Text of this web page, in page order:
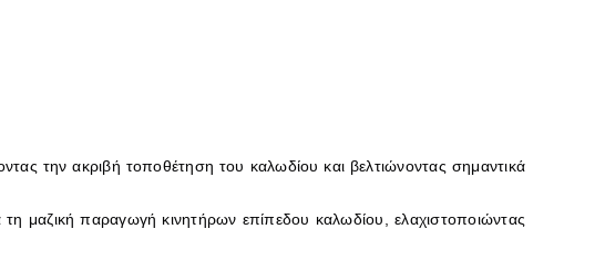
την ακριβή τοποθέτηση του καλωδίου και βελτιώνοντας σημαντικά
μαζική παραγωγή κινητήρων επίπεδου καλωδίου, ελαχιστοποιώντας